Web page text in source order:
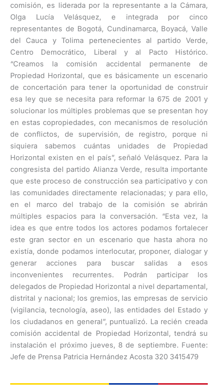
comisión, es liderada por la representante a la Cámara,
Olga Lucía Velásquez, e integrada por cinco
representantes de Bogotá, Cundinamarca, Boyacá, Valle
del Cauca y Tolima pertenecientes al partido Verde,
Centro Democrático, Liberal y al Pacto Histórico.
“Creamos la comisión accidental permanente de
Propiedad Horizontal, que es básicamente un escenario
de concertación para tener la oportunidad de construir
esa ley que se necesita para reformar la 675 de 2001 y
solucionar los múltiples problemas que se presentan hoy
en estas copropiedades, con mecanismos de resolución
de conflictos, de supervisión, de registro, porque ni
siquiera sabemos cuántas unidades de Propiedad
Horizontal existen en el país”, señaló Velásquez. Para la
congresista del partido Alianza Verde, resulta importante
que este proceso de construcción sea participativo y con
las comunidades directamente relacionadas; y para ello,
en el marco del trabajo de la comisión se abrirán
múltiples espacios para la conversación. “Esta vez, la
idea es que entre todos los actores podamos fortalecer
este gran sector en un escenario que hasta ahora no
existía, donde podamos interlocutar, proponer, dialogar y
generar acciones para buscar salidas a esos
inconvenientes recurrentes. Podrán participar los
delegados de Propiedad Horizontal a nivel departamental,
distrital y nacional; los gremios, las empresas de servicio
(vigilancia, tecnología, aseo), las entidades del Estado y
los ciudadanos en general”, puntualizó. La recién creada
comisión accidental de Propiedad Horizontal, tendrá su
instalación el próximo jueves, 8 de septiembre. Fuente:
Jefe de Prensa Patricia Hernández Acosta 320 3415479